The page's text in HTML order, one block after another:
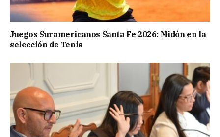
Juegos Suramericanos Santa Fe 2026: Midón en la
selección de Tenis